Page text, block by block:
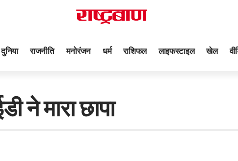
दुनिया राजनीति मनोरंजन धर्म राशिफल लाइफस्टाइल खेल
ने मारा छापा